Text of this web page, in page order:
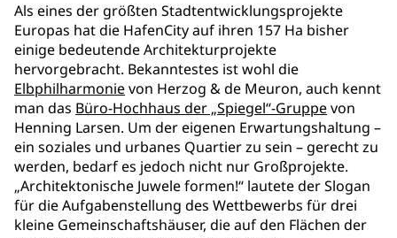
Als eines der größten Stadtentwicklungsprojekte
Europas hat die HafenCity auf ihren 157 Ha bisher
einige bedeutende Architekturprojekte
hervorgebracht. Bekanntestes ist wohl die
Elbphilharmonievon Herzog & de Meuron, auch kennt
man das Büro-Hochhaus der „Spiegel“-Gruppevon
Henning Larsen. Um der eigenen Erwartungshaltung –
ein soziales und urbanes Quartier zu sein – gerecht zu
werden, bedarf es jedoch nicht nur Großprojekte.
„Architektonische Juwele formen!“ lautete der Slogan
für die Aufgabenstellung des Wettbewerbs für drei
kleine Gemeinschaftshäuser, die auf den Flächen der